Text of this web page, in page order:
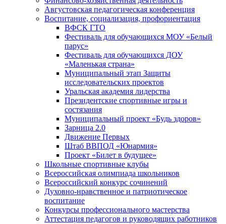
Августовская педагогическая конференция
Воспитание, социализация, профориентация
ВФСК ГТО
Фестиваль для обучающихся МОУ «Белый
парус»
Фестиваль для обучающихся ДОУ
«Маленькая страна»
Муниципальный этап Защиты
исследовательских проектов
Уральская академия лидерства
Президентские спортивные игры и
состязания
Муниципальный проект «Будь здоров»
Зарница 2.0
Движение Первых
Штаб ВВПОД «Юнармия»
Проект «Билет в будущее»
Школьные спортивные клубы
Всероссийская олимпиада школьников
Всероссийский конкурс сочинений
Духовно-нравственное и патриотическое
воспитание
Конкурсы профессионального мастерства
Аттестация педагогов и руководящих работников